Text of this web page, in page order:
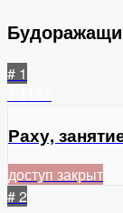
# 1
Раху,
доступ закрыт
# 2